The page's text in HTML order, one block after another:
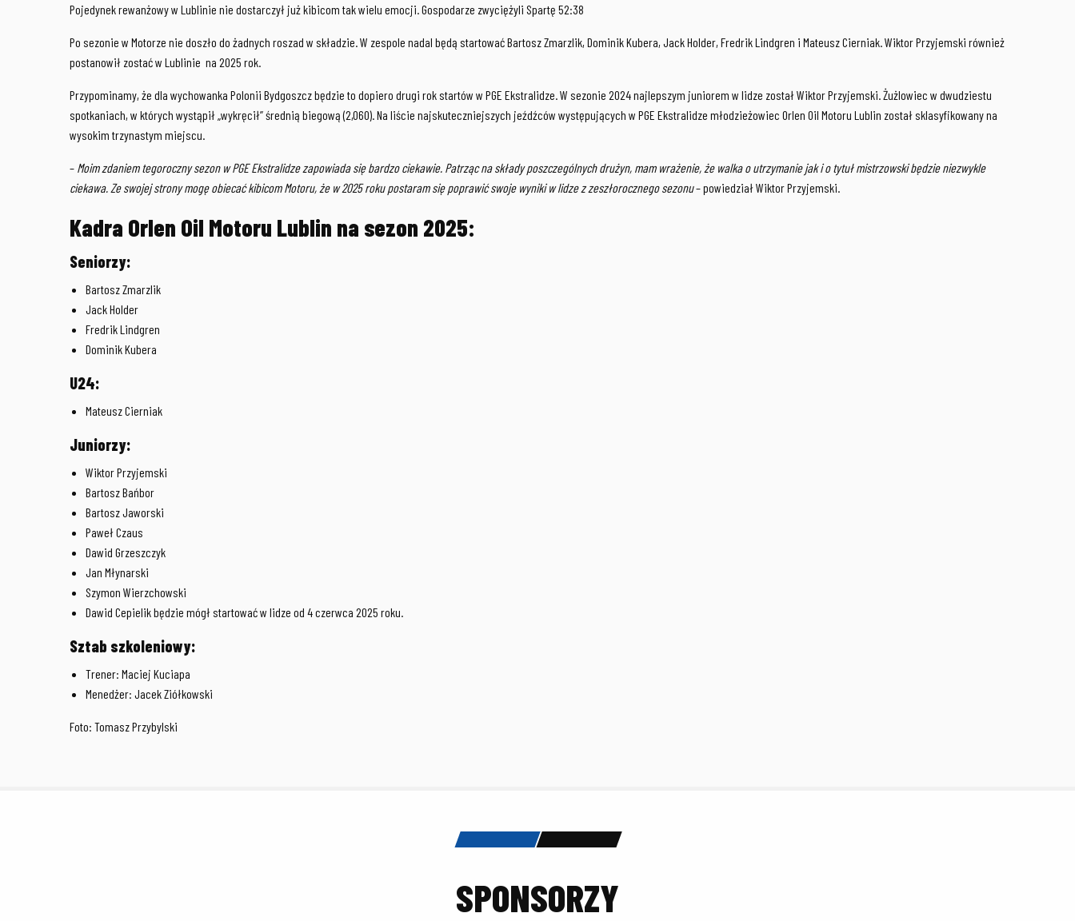
Pojedynek rewanżowy w Lublinie nie dostarczył już kibicom tak wielu emocji. Gospodarze zwyciężyli Spartę 52:38
Po sezonie w Motorze nie doszło do żadnych roszad w składzie. W zespole nadal będą startować Bartosz Zmarzlik, Dominik Kubera, Jack Holder, Fredrik Lindgren i Mateusz Cierniak. Wiktor Przyjemski również
postanowił zostać w Lublinie na 2025 rok.
Przypominamy, że dla wychowanka Polonii Bydgoszcz będzie to dopiero drugi rok startów w PGE Ekstralidze. W sezonie 2024 najlepszym juniorem w lidze został Wiktor Przyjemski. Żużlowiec w dwudziestu
spotkaniach, w których wystąpił „wykręcił” średnią biegową (2,060). Na liście najskuteczniejszych jeźdźców występujących w PGE Ekstralidze młodzieżowiec Orlen Oil Motoru Lublin został sklasyfikowany na
wysokim trzynastym miejscu.
– Moim zdaniem tegoroczny sezon w PGE Ekstralidze zapowiada się bardzo ciekawie. Patrząc na składy poszczególnych drużyn, mam wrażenie, że walka o utrzymanie jak i o tytuł mistrzowski będzie niezwykle
ciekawa. Ze swojej strony mogę obiecać kibicom Motoru, że w 2025 roku postaram się poprawić swoje wyniki w lidze z zeszłorocznego sezonu– powiedział Wiktor Przyjemski.
Kadra Orlen Oil Motoru Lublin na sezon 2025:
Seniorzy:
Bartosz Zmarzlik
Jack Holder
Fredrik Lindgren
Dominik Kubera
U24:
Mateusz Cierniak
Juniorzy:
Wiktor Przyjemski
Bartosz Bańbor
Bartosz Jaworski
Paweł Czaus
Dawid Grzeszczyk
Jan Młynarski
Szymon Wierzchowski
Dawid Cepielik będzie mógł startować w lidze od 4 czerwca 2025 roku.
Sztab szkoleniowy:
Trener: Maciej Kuciapa
Menedżer: Jacek Ziółkowski
Foto: Tomasz Przybylski
SPONSORZY